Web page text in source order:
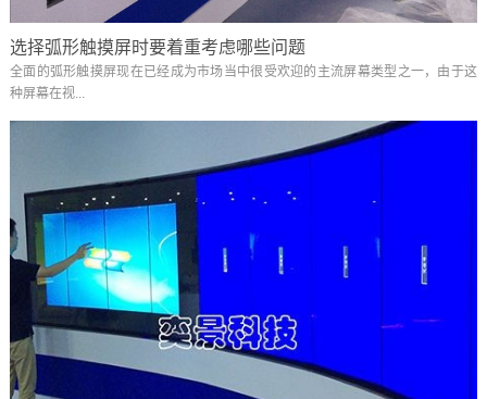
选择弧形触摸屏时要着重考虑哪些问题
全面的弧形触摸屏现在已经成为市场当中很受欢迎的主流屏幕类型之一，由于这
种屏幕在视...